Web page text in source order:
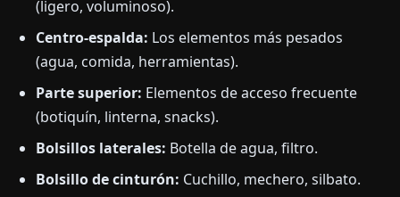
(ligero, voluminoso).
Centro-espalda: Los elementos más pesados
(agua, comida, herramientas).
Parte superior: Elementos de acceso frecuente
(botiquín, linterna, snacks).
Bolsillos laterales: Botella de agua, filtro.
Bolsillo de cinturón: Cuchillo, mechero, silbato.